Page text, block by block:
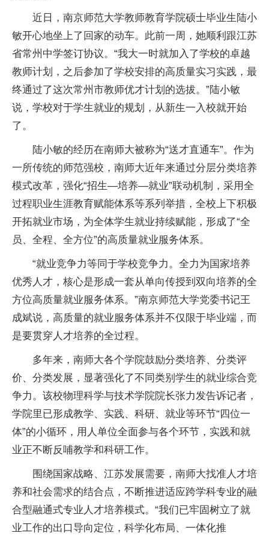
近日，南京师范大学教师教育学院硕士毕业生陆小
敏开心地坐上了回家的动车。此前一周，她顺利跟江苏
省常州中学签订协议。“我大一时就加入了学校的卓越
教师计划，之后参加了学校安排的高质量实习实践，最
终通过了这次常州市教师优才计划的选拔。”陆小敏
说，学校对于学生就业的规划，从新生一入校就开始
了。
陆小敏的经历在南师大被称为“送才直通车”。作为
一所传统的师范强校，南师大近年来通过分层分类培养
模式改革，强化“招生—培养—就业”联动机制，采用全
过程职业生涯教育赋能体系等系列举措，全校上下积极
开拓就业市场，为全体学生就业持续赋能，形成了“全
员、全程、全方位”的高质量就业服务体系。
“就业竞争力等同于学校竞争力。全力为国家培养
优秀人才，核心是形成一套从单向传授到双向培养的全
方位高质量就业服务体系。”南京师范大学党委书记王
成斌说，高质量的就业服务体系并不仅限于毕业端，而
是要贯穿人才培养的全过程。
多年来，南师大各个学院鼓励分类培养、分类评
价、分类发展，显著强化了不同类别学生的就业综合竞
争力。该校物理科学与技术学院院长张力发告诉记者，
学院里已形成教学、实践、科研、就业等环节“四位一
体”的小循环，用人单位全面参与各个环节，实践和就
业正不断反哺教学和科研工作。
围绕国家战略、江苏发展需要，南师大找准人才培
养和社会需求的结合点，不断推进适应跨学科专业的融
合型融通式专业人才培养模式。“我们已牢固树立了就
业工作的出口导向定位，科学化布局、一体化推